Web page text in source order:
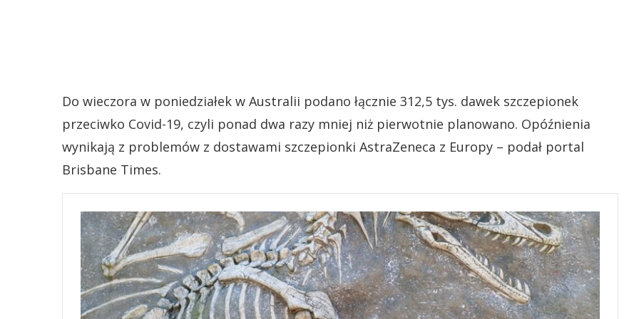
Do wieczora w poniedziałek w Australii podano łącznie 312,5 tys. dawek szczepionek
przeciwko Covid-19, czyli ponad dwa razy mniej niż pierwotnie planowano. Opóźnienia
wynikają z problemów z dostawami szczepionki AstraZeneca z Europy – podał portal
Brisbane Times.